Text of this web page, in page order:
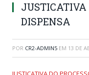
JUSTICATIVA
DISPENSA
POR CR2-ADMIN5 EM 13 DE